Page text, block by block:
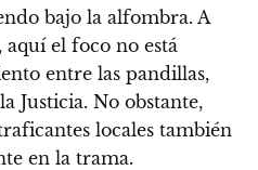
bajo la alfombra. A
, aquí el foco no está
entre las pandillas,
Justicia. No obstante,
locales también
en la trama.